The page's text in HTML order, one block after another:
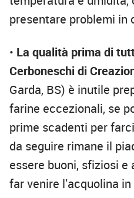
presentare problemi in
• La qualità prima di
Cerboneschi di
Garda, BS) è inutile
farine eccezionali, se
prime scadenti per
da seguire rimane il
essere buoni, sfiziosi
far venire l’acquolina